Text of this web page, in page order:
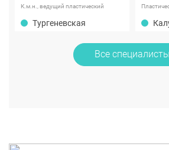
К.м.н., ведущий пластический
хирург международного класса
Тургеневская
Все специалисты